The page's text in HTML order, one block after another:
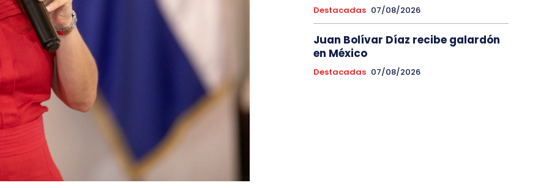
Destacadas 07/08/2026
Juan Bolívar Díaz recibe galardón
en México
Destacadas 07/08/2026